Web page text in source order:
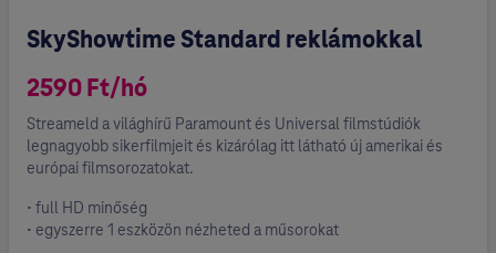
SkyShowtime Standard reklámokkal
2590 Ft/hó
Streameld a világhírű Paramount és Universal filmstúdiók
legnagyobb sikerfilmjeit és kizárólag itt látható új amerikai és
európai filmsorozatokat.
• full HD minőség
• egyszerre 1 eszközön nézheted a műsorokat